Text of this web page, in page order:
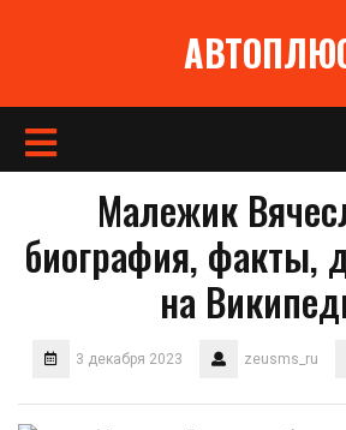
Кнопка
Открыть
Малежик
биография, факты,
на
3 декабря 2023 zeusms_ru